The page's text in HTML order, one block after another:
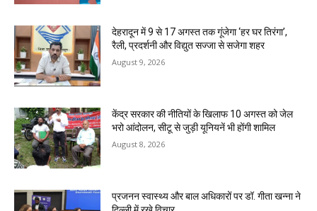
देहरादून में 9 से 17 अगस्त तक गूंजेगा ‘हर घर तिरंगा’,
रैली, प्रदर्शनी और विद्युत सज्जा से सजेगा शहर
August 9, 2026
केंद्र सरकार की नीतियों के खिलाफ 10 अगस्त को जेल
भरो आंदोलन, सीटू से जुड़ी यूनियनें भी होंगी शामिल
August 8, 2026
प्रजनन स्वास्थ्य और बाल अधिकारों पर डॉ. गीता खन्ना ने